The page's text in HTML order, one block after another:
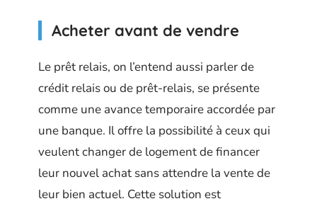
Acheter avant de vendre
Le prêt relais, on l’entend aussi parler de
crédit relais ou de prêt-relais, se présente
comme une avance temporaire accordée par
une banque. Il offre la possibilité à ceux qui
veulent changer de logement de financer
leur nouvel achat sans attendre la vente de
leur bien actuel. Cette solution est